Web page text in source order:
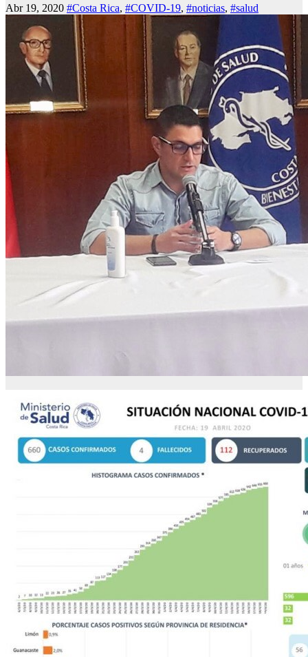
Abr 19, 2020 #Costa Rica, #COVID-19, #noticias, #salud